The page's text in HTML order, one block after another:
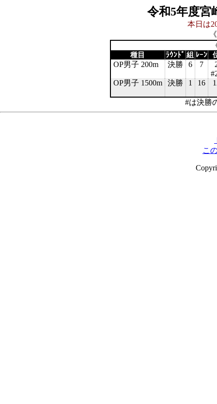
令和5年度宮
本日は
種目 ﾗｳﾝﾄﾞ 組 ﾚｰﾝ
OP男子 200m 決勝 6 7
OP男子 1500m
決勝 1 16
#は決勝
こ